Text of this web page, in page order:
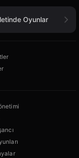
Oyunlar